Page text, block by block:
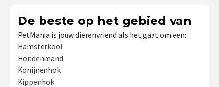
De beste op het gebied van
PetMania is jouw dierenvriend als het gaat om een:
Hamsterkooi
Hondenmand
Konijnenhok
Kippenhok